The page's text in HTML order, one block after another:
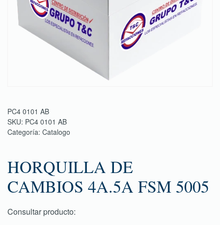
PC4 0101 AB
SKU: PC4 0101 AB
Categoría: Catalogo
HORQUILLA DE
CAMBIOS 4A.5A FSM 5005
Consultar producto: